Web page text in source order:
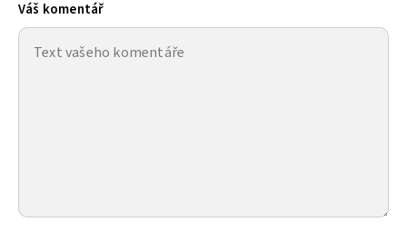
Váš komentář